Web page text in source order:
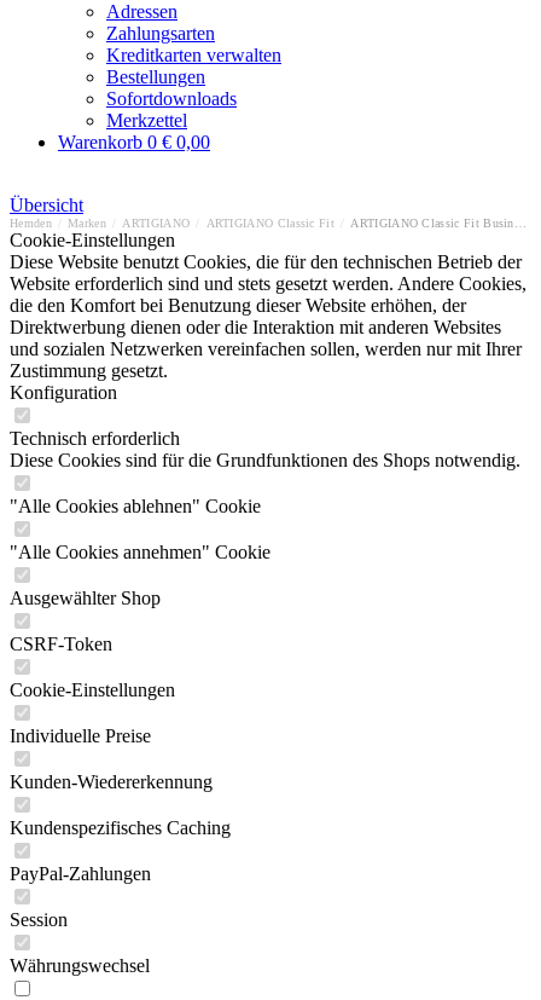
Adressen
Zahlungsarten
Kreditkarten verwalten
Bestellungen
Sofortdownloads
Merkzettel
Warenkorb 0 € 0,00
Übersicht
Hemden Marken ARTIGIANO ARTIGIANO Classic Fit
Cookie-Einstellungen
Diese Website benutzt Cookies, die für den technischen Betrieb der
Website erforderlich sind und stets gesetzt werden. Andere Cookies,
die den Komfort bei Benutzung dieser Website erhöhen, der
Direktwerbung dienen oder die Interaktion mit anderen Websites
und sozialen Netzwerken vereinfachen sollen, werden nur mit Ihrer
Zustimmung gesetzt.
Konfiguration
Technisch erforderlich
Diese Cookies sind für die Grundfunktionen des Shops notwendig.
"Alle Cookies ablehnen" Cookie
"Alle Cookies annehmen" Cookie
Ausgewählter Shop
CSRF-Token
Cookie-Einstellungen
Individuelle Preise
Kunden-Wiedererkennung
Kundenspezifisches Caching
PayPal-Zahlungen
Session
Währungswechsel